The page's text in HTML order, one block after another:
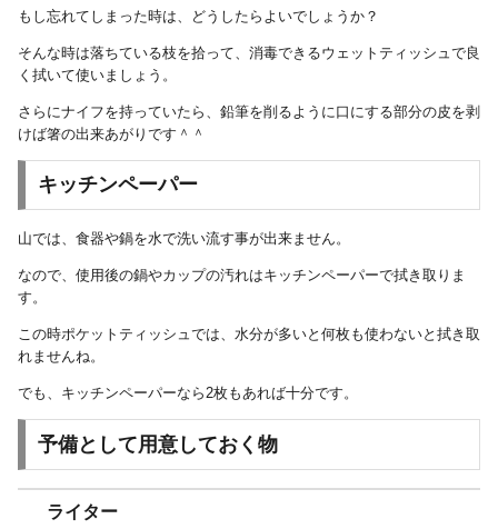
もし忘れてしまった時は、どうしたらよいでしょうか？
そんな時は落ちている枝を拾って、消毒できるウェットティッシュで良
く拭いて使いましょう。
さらにナイフを持っていたら、鉛筆を削るように口にする部分の皮を剥
けば箸の出来あがりです＾＾
キッチンペーパー
山では、食器や鍋を水で洗い流す事が出来ません。
なので、使用後の鍋やカップの汚れはキッチンペーパーで拭き取りま
す。
この時ポケットティッシュでは、水分が多いと何枚も使わないと拭き取
れませんね。
でも、キッチンペーパーなら2枚もあれば十分です。
予備として用意しておく物
ライター